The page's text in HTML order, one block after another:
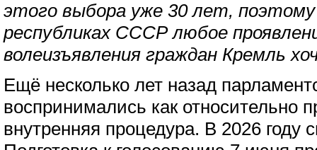
этого выбора уже 30 лет,
республиках СССР любое
волеизъявления граждан Кремль
Ещё несколько лет назад
воспринимались как относительно
внутренняя процедура. В 2026 году